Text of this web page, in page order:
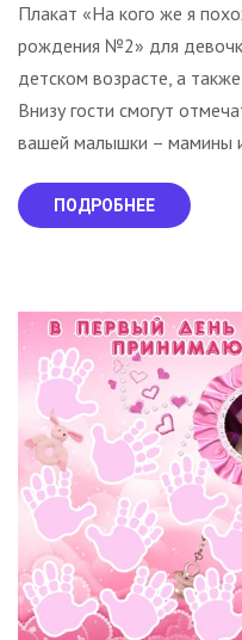
Плакат «На кого же я
рождения №2» для
детском возрасте, а
Внизу гости смогут
вашей малышки – мамины
ПОДРОБНЕЕ